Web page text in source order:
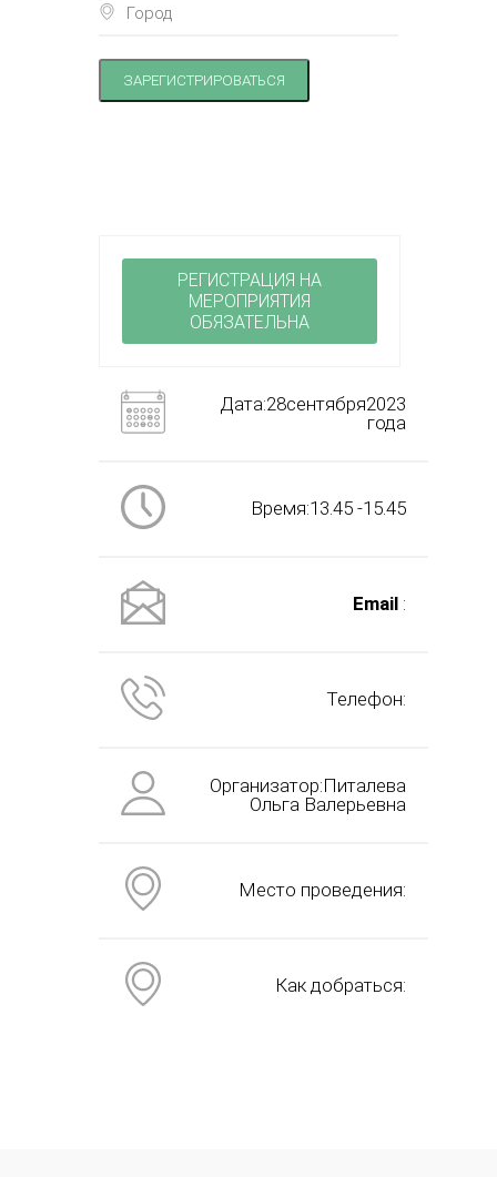
ЗАРЕГИСТРИРОВАТЬСЯ
РЕГИСТРАЦИЯ НА
МЕРОПРИЯТИЯ
ОБЯЗАТЕЛЬНА
Дата:28сентября2023
года
Время:13.45 -15.45
Email :
Телефон:
Организатор:Питалева
Ольга Валерьевна
Место проведения:
Как добраться: